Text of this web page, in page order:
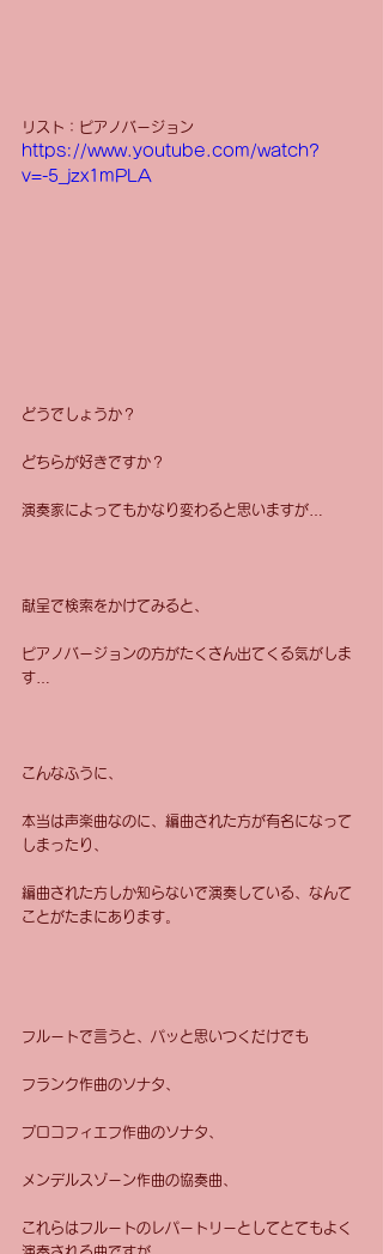
リスト：ピアノバージョン
https://www.youtube.com/watch?
v=-5_jzx1mPLA
どうでしょうか？
どちらが好きですか？
演奏家によってもかなり変わると思いますが…
献呈で検索をかけてみると、
ピアノバージョンの方がたくさん出てくる気がしま
す…
こんなふうに、
本当は声楽曲なのに、編曲された方が有名になって
しまったり、
編曲された方しか知らないで演奏している、なんて
ことがたまにあります。
フルートで言うと、パッと思いつくだけでも
フランク作曲のソナタ、
プロコフィエフ作曲のソナタ、
メンデルスゾーン作曲の協奏曲、
これらはフルートのレパートリーとしてとてもよく
演奏される曲ですが、